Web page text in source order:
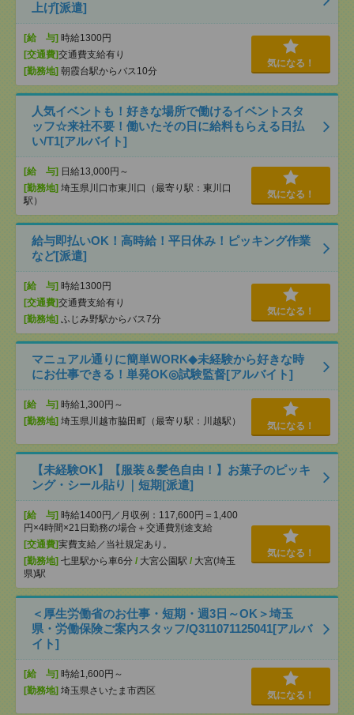
上げ[派遣]
[給 与] 時給1300円
[交通費]交通費支給有り
[勤務地] 朝霞台駅からバス10分
気になる！
人気イベントも！好きな場所で働けるイベントスタ
ッフ☆来社不要！働いたその日に給料もらえる日払
い/T1[アルバイト]
[給 与] 日給13,000円～
[勤務地] 埼玉県川口市東川口（最寄り駅：東川口
駅）
気になる！
給与即払いOK！高時給！平日休み！ピッキング作業
など[派遣]
[給 与] 時給1300円
[交通費]交通費支給有り
[勤務地] ふじみ野駅からバス7分
気になる！
マニュアル通りに簡単WORK◆未経験から好きな時
にお仕事できる！単発OK◎試験監督[アルバイト]
[給 与] 時給1,300円～
[勤務地] 埼玉県川越市脇田町（最寄り駅：川越駅） 気になる！
【未経験OK】【服装＆髪色自由！】お菓子のピッキ
ング・シール貼り｜短期[派遣]
[給 与] 時給1400円／月収例：117,600円＝1,400
円×4時間×21日勤務の場合＋交通費別途支給
[交通費]実費支給／当社規定あり。
[勤務地] 七里駅から車6分 / 大宮公園駅 / 大宮(埼玉
県)駅
気になる！
＜厚生労働省のお仕事・短期・週3日～OK＞埼玉
県・労働保険ご案内スタッフ/Q311071125041[アルバ
イト]
[給 与] 時給1,600円～
[勤務地] 埼玉県さいたま市西区 気になる！